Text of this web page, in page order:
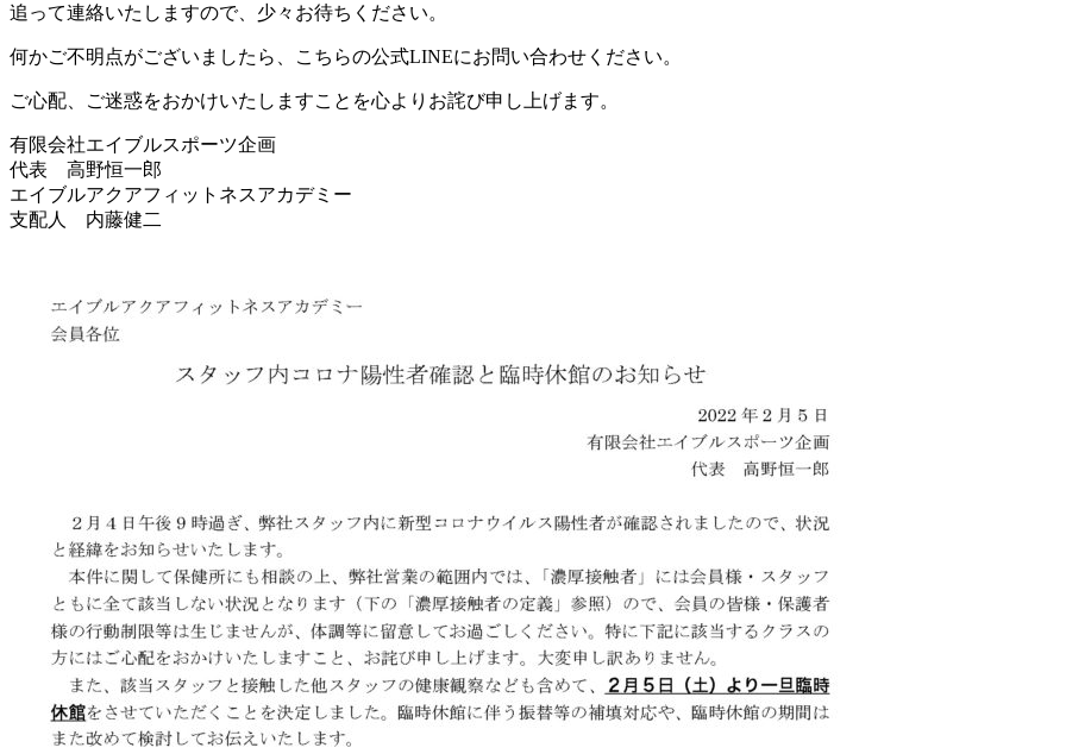
追って連絡いたしますので、少々お待ちください。
何かご不明点がございましたら、こちらの公式LINEにお問い合わせください。
ご心配、ご迷惑をおかけいたしますことを心よりお詫び申し上げます。
有限会社エイブルスポーツ企画
代表 高野恒一郎
エイブルアクアフィットネスアカデミー
支配人 内藤健二